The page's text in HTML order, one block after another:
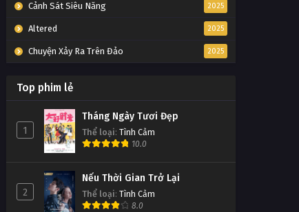
Cảnh Sát Siêu Năng 2025
Altered 2025
Chuyện Xảy Ra Trên Đảo 2025
Top phim lẻ
1
Tháng Ngày Tươi Đẹp
Thể loại: Tình Cảm
10.0
2
Nếu Thời Gian Trở Lại
Thể loại: Tình Cảm
8.0